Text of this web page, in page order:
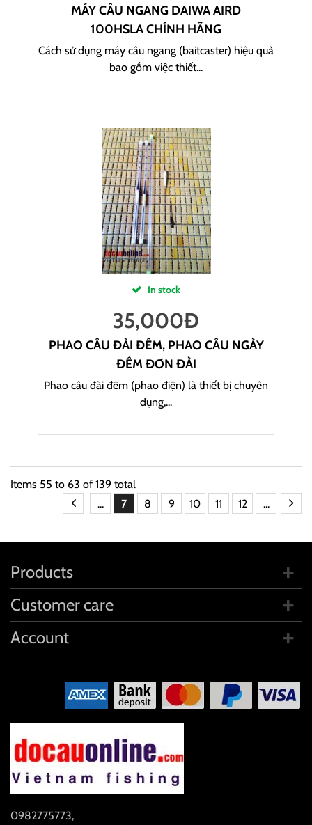
MÁY CÂU NGANG DAIWA AIRD
100HSLA CHÍNH HÃNG
Cách sử dụng máy câu ngang (baitcaster) hiệu quả
bao gồm việc thiết...
In stock
35,000Đ
PHAO CÂU ĐÀI ĐÊM, PHAO CÂU NGÀY
ĐÊM ĐƠN ĐÀI
Phao câu đài đêm (phao điện) là thiết bị chuyên
dụng,...
Items 55 to 63 of 139 total
...
7 8 9 10 11 12 ...
0982775773,
Products
Customer care
Account